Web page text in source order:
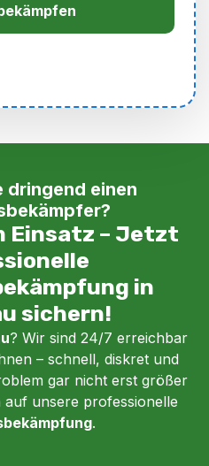
dringend einen
Einsatz – Jetzt
in
sichern!
? Wir sind 24/7 erreichbar
– schnell, diskret und
gar nicht erst größer
auf unsere professionelle
.